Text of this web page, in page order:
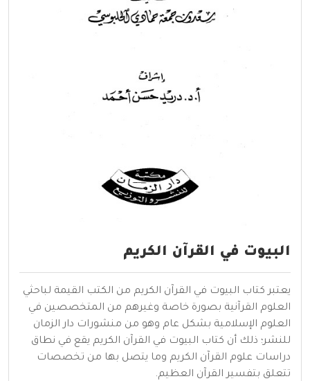
البيوت في القرآن الكريم
يعتبر كتاب البيوت في القرآن الكريم من الكتب القيمة لباحثي
العلوم القرآنية بصورة خاصة وغيرهم من المتخصصين في
العلوم الإسلامية بشكل عام وهو من منشورات دار الزمان
للنشر؛ ذلك أن كتاب البيوت في القرآن الكريم يقع في نطاق
دراسات علوم القرآن الكريم وما يتصل بها من تخصصات
تتعلق بتفسير القرآن العظيم.